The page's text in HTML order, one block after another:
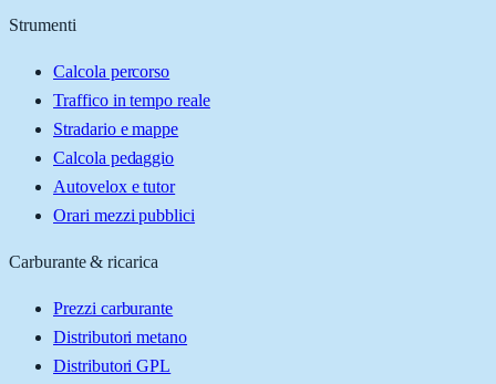
Strumenti
Calcola percorso
Traffico in tempo reale
Stradario e mappe
Calcola pedaggio
Autovelox e tutor
Orari mezzi pubblici
Carburante & ricarica
Prezzi carburante
Distributori metano
Distributori GPL